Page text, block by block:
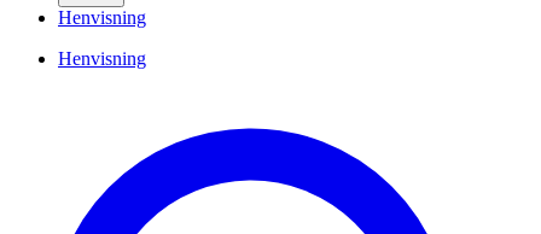
Henvisning
Henvisning